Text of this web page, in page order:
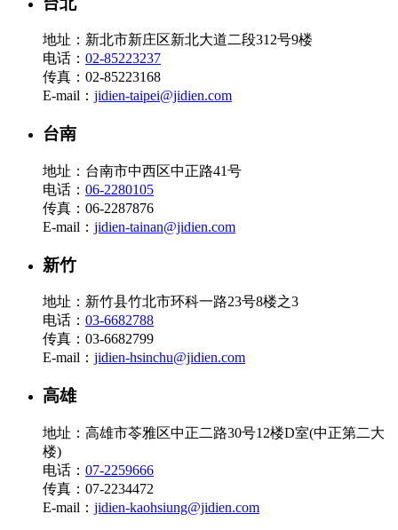
地址：新北市新庄区新北大道二段312号9楼
电话： 02-85223237
传真：02-85223168
E-mail： jidien-taipei@jidien.com
台南
地址：台南市中西区中正路41号
电话： 06-2280105
传真：06-2287876
E-mail： jidien-tainan@jidien.com
新竹
地址：新竹县竹北市环科一路23号8楼之3
电话： 03-6682788
传真：03-6682799
E-mail： jidien-hsinchu@jidien.com
高雄
地址：高雄市苓雅区中正二路30号12楼D室(中正第二大
楼)
电话： 07-2259666
传真：07-2234472
E-mail： jidien-kaohsiung@jidien.com